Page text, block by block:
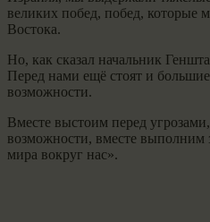
великих побед, побед, которые
Востока.
Но, как сказал начальник
Перед нами ещё стоят и
возможности.
Вместе выстоим перед
возможности, вместе выполним
мира вокруг нас».